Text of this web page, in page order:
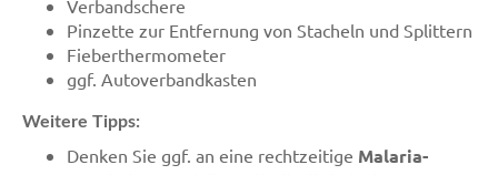
Verbandschere
Pinzette zur Entfernung von Stacheln und Splittern
Fieberthermometer
ggf. Autoverbandkasten
Weitere Tipps:
Denken Sie ggf. an eine rechtzeitige Malaria-